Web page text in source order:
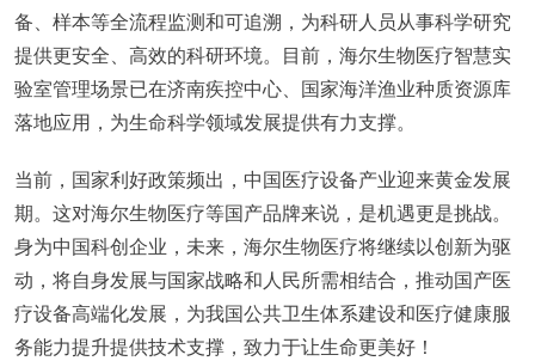
备、样本等全流程监测和可追溯，为科研人员从事科学研究
提供更安全、高效的科研环境。目前，海尔生物医疗智慧实
验室管理场景已在济南疾控中心、国家海洋渔业种质资源库
落地应用，为生命科学领域发展提供有力支撑。
当前，国家利好政策频出，中国医疗设备产业迎来黄金发展
期。这对海尔生物医疗等国产品牌来说，是机遇更是挑战。
身为中国科创企业，未来，海尔生物医疗将继续以创新为驱
动，将自身发展与国家战略和人民所需相结合，推动国产医
疗设备高端化发展，为我国公共卫生体系建设和医疗健康服
务能力提升提供技术支撑，致力于让生命更美好！